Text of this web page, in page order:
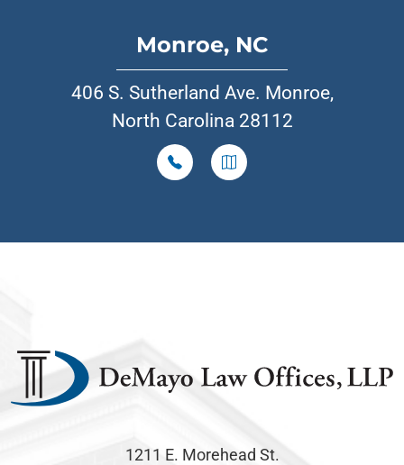
Monroe, NC
406 S. Sutherland Ave. Monroe,
North Carolina 28112
1211 E. Morehead St.